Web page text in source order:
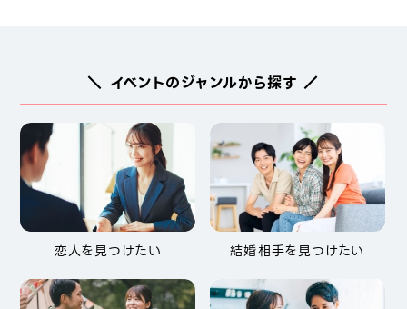
＼ イベントのジャンルから探す ／
恋人を見つけたい 結婚相手を見つけたい